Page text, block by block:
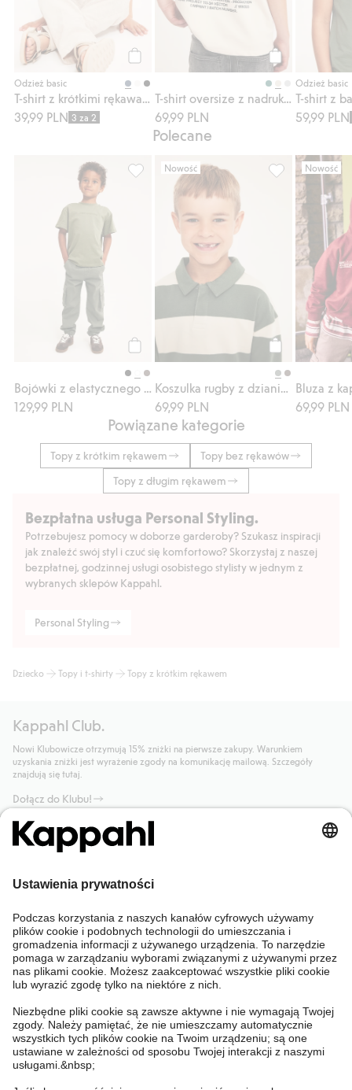
Odzież basic
39,99 PLN 3 za 2
Kup
69,99 PLN
Odzież basic
59,99 PLN
Polecane
129,99 PLN
Bojówki z elastycznego diagonalu,
Nowość
Kup
69,99 PLN
Koszulka
Nowość
69,99 PLN
Powiązane kategorie
Topy z krótkim rękawem
Topy bez rękawów
Topy z długim rękawem
Bezpłatna usługa Personal Styling.
Potrzebujesz pomocy w doborze garderoby? Szukasz inspiracji
jak znaleźć swój styl i czuć się komfortowo? Skorzystaj z naszej
bezpłatnej, godzinnej usługi osobistego stylisty w jednym z
wybranych sklepów Kappahl.
Personal Styling
Dziecko Topy i t-shirty Topy z krótkim rękawem
Kappahl Club.
Nowi Klubowicze otrzymują 15% zniżki na pierwsze zakupy. Warunkiem
uzyskania zniżki jest wyrażenie zgody na komunikację mailową. Szczegóły
znajdują się tutaj.
Dołącz do Klubu!
Potrzebujesz pomocy?
Sklep internetowy
Częste pytania
Twoje zamówienie
Kappahl Club
Mój profil
Kappahl Club
O nas
O Kappahl Group
Warunki i zasady